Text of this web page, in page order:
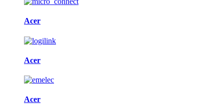
Acer
Acer
Acer